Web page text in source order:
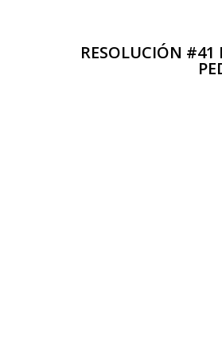
RESOLUCIÓN #41